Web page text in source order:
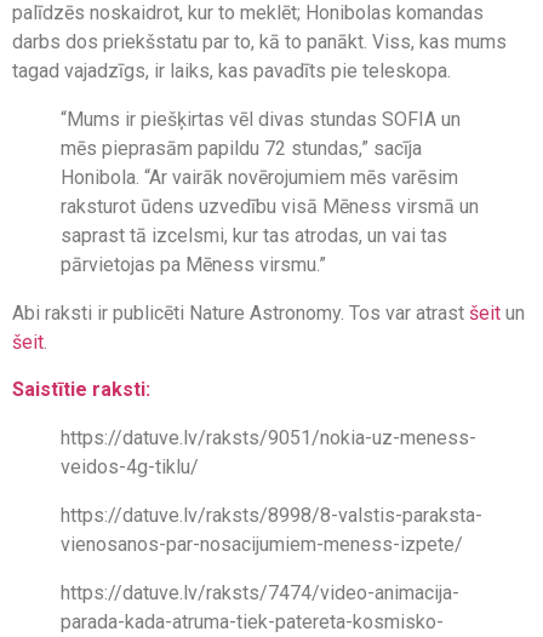
palīdzēs noskaidrot, kur to meklēt; Honibolas komandas
darbs dos priekšstatu par to, kā to panākt. Viss, kas mums
tagad vajadzīgs, ir laiks, kas pavadīts pie teleskopa.
“Mums ir piešķirtas vēl divas stundas SOFIA un
mēs pieprasām papildu 72 stundas,” sacīja
Honibola. “Ar vairāk novērojumiem mēs varēsim
raksturot ūdens uzvedību visā Mēness virsmā un
saprast tā izcelsmi, kur tas atrodas, un vai tas
pārvietojas pa Mēness virsmu.”
Abi raksti ir publicēti Nature Astronomy. Tos var atrast šeit un
šeit.
Saistītie raksti:
https://datuve.lv/raksts/9051/nokia-uz-meness-
veidos-4g-tiklu/
https://datuve.lv/raksts/8998/8-valstis-paraksta-
vienosanos-par-nosacijumiem-meness-izpete/
https://datuve.lv/raksts/7474/video-animacija-
parada-kada-atruma-tiek-patereta-kosmisko-